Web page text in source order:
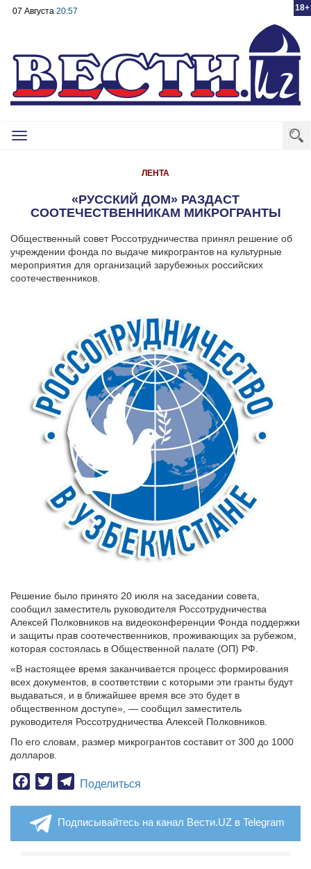
18+
07 Августа 20:57
Toggle
ЛЕНТА
«РУССКИЙ ДОМ» РАЗДАСТ
СООТЕЧЕСТВЕННИКАМ МИКРОГРАНТЫ
Общественный совет Россотрудничества принял решение об
учреждении фонда по выдаче микрогрантов на культурные
мероприятия для организаций зарубежных российских
соотечественников.
Решение было принято 20 июля на заседании совета,
сообщил заместитель руководителя Россотрудничества
Алексей Полковников на видеоконференции Фонда поддержки
и защиты прав соотечественников, проживающих за рубежом,
которая состоялась в Общественной палате (ОП) РФ.
«В настоящее время заканчивается процесс формирования
всех документов, в соответствии с которыми эти гранты будут
выдаваться, и в ближайшее время все это будет в
общественном доступе», — сообщил заместитель
руководителя Россотрудничества Алексей Полковников.
По его словам, размер микрогрантов составит от 300 до 1000
долларов.
Facebook
TwitterTelegram
Поделиться
Подписывайтесь на канал Вести.UZ в Telegram